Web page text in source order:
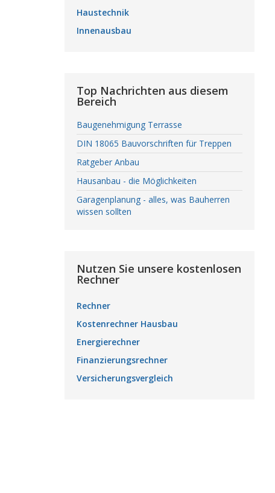
Haustechnik
Innenausbau
Top Nachrichten aus diesem
Bereich
Baugenehmigung Terrasse
DIN 18065 Bauvorschriften für Treppen
Ratgeber Anbau
Hausanbau - die Möglichkeiten
Garagenplanung - alles, was Bauherren
wissen sollten
Nutzen Sie unsere kostenlosen
Rechner
Rechner
Kostenrechner Hausbau
Energierechner
Finanzierungsrechner
Versicherungsvergleich